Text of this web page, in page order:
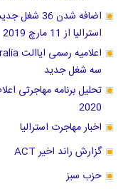
اضافه شدن
استرالیا از 11 مارچ 2019
سه شغل جدید
2020
اخبار مهاجرت استرالیا
گزارش راند اخیر ACT
حزب سبز